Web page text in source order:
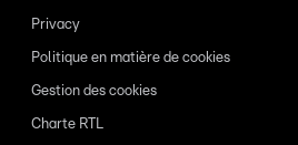
Privacy
Politique en matière de cookies
Gestion des cookies
Charte RTL